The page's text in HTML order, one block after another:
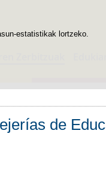
estatistikak lortzeko.
Zerbitzuak
de